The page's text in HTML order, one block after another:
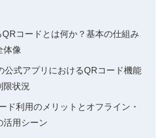
QRコードとは何か？基本の仕組み
体像
公式アプリにおけるQRコード機能
限状況
ド利用のメリットとオフライン・
活用シーン